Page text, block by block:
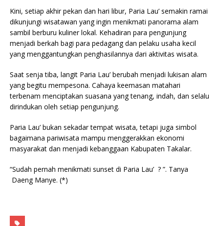
Kini, setiap akhir pekan dan hari libur, Paria Lau’ semakin ramai
dikunjungi wisatawan yang ingin menikmati panorama alam
sambil berburu kuliner lokal. Kehadiran para pengunjung
menjadi berkah bagi para pedagang dan pelaku usaha kecil
yang menggantungkan penghasilannya dari aktivitas wisata.
Saat senja tiba, langit Paria Lau’ berubah menjadi lukisan alam
yang begitu mempesona. Cahaya keemasan matahari
terbenam menciptakan suasana yang tenang, indah, dan selalu
dirindukan oleh setiap pengunjung.
Paria Lau’ bukan sekadar tempat wisata, tetapi juga simbol
bagaimana pariwisata mampu menggerakkan ekonomi
masyarakat dan menjadi kebanggaan Kabupaten Takalar.
“Sudah pernah menikmati sunset di Paria Lau’ ? ”. Tanya
Daeng Manye. (*)